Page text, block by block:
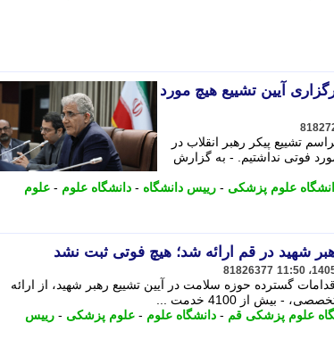
آیین تشییع هیچ مورد
تشییع پیکر رهبر انقلاب در
فوتی نداشتیم. - به گزارش
علوم پزشکی - رییس دانشگاه - دانشگاه علوم - علوم
81826377
گسترده حوزه سلامت در آیین تشییع رهبر شهید، از ارائه
علوم پزشکی قم - دانشگاه علوم - علوم پزشکی - رییس